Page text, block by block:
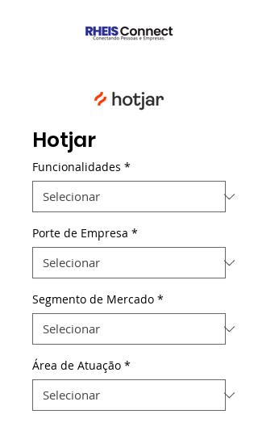
Hotjar
Funcionalidades *
Porte de Empresa *
Segmento de Mercado *
Área de Atuação *